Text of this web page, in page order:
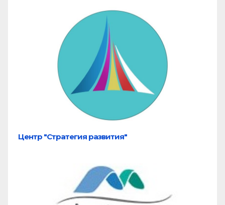
Центр "Стратегия развития"